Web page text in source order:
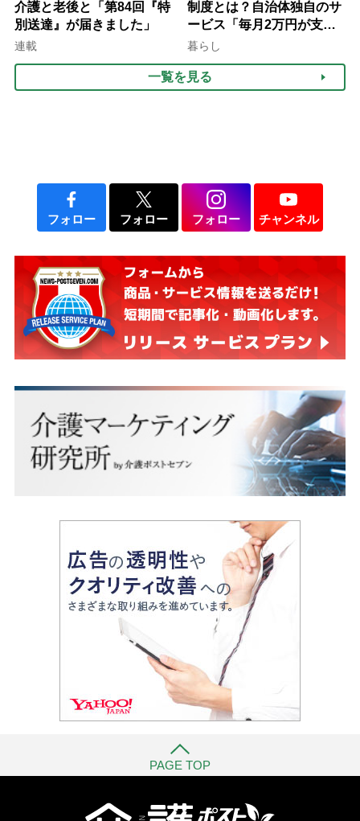
介護と老後と「第84回『特
別送達』が届きました」
連載
制度とは？自治体独自のサ
ービス「毎月2万円が支給
される」ケースも【FP解
暮らし
一覧を見る
フォロー フォロー フォロー チャンネル
PAGE TOP